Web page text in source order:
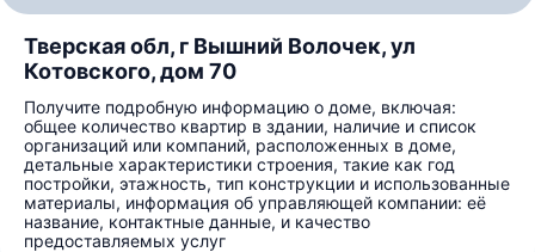
Тверская обл, г Вышний Волочек, ул
Котовского, дом 70
Получите подробную информацию о доме, включая:
общее количество квартир в здании, наличие и список
организаций или компаний, расположенных в доме,
детальные характеристики строения, такие как год
постройки, этажность, тип конструкции и использованные
материалы, информация об управляющей компании: её
название, контактные данные, и качество
предоставляемых услуг